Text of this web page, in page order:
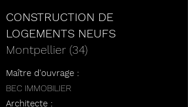
CONSTRUCTION DE
LOGEMENTS NEUFS
Montpellier (34)
Maître d'ouvrage :
BEC IMMOBILIER
Architecte :